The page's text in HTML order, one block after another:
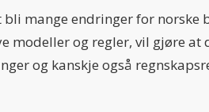
mange endringer for norske
og regler, vil gjøre at
og kanskje også